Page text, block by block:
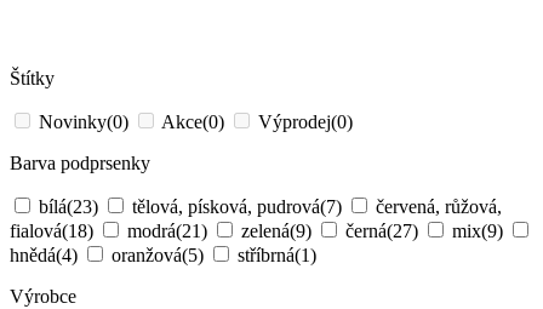
Štítky
Novinky(0) Akce(0) Výprodej(0)
Barva podprsenky
bílá(23) tělová, písková, pudrová(7)
červená, růžová,
fialová(18) modrá(21) zelená(9) černá(27) mix(9)
hnědá(4) oranžová(5) stříbrná(1)
Výrobce